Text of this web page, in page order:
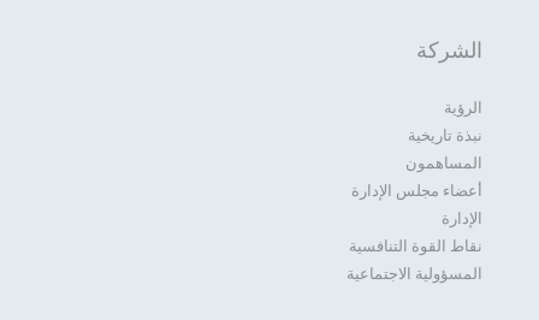
الشركة
الرؤية
نبذة تاريخية
المساهمون
أعضاء مجلس الإدارة
الإدارة
نقاط القوة التنافسية
المسؤولية الاجتماعية